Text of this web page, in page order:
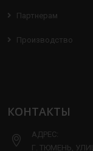
Партнерам
Производство
КОНТАКТЫ
АДРЕС:
Г. ТЮМЕНЬ,